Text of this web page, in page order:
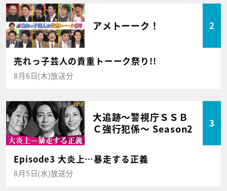
アメトーーク！ 2
売れっ子芸人の貴重トーーク祭り!!
8月6日(木)放送分
大追跡～警視庁ＳＳＢ
Ｃ強行犯係～ Season2
3
Episode3 大炎上…暴走する正義
8月5日(水)放送分